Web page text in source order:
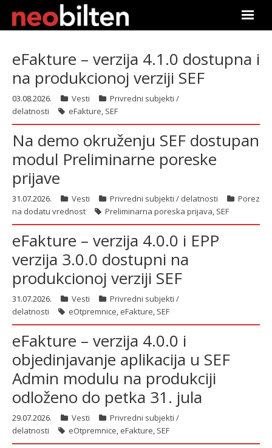
Pretraga
Aktuelno
Podaci
Linkovi
O nama
Pretplata
Prijava
ћирилица
eFakture – verzija 4.1.0 dostupna i
na produkcionoj verziji SEF
03.08.2026. Vesti
Privredni subjekti /
delatnosti
eFakture, SEF
Na demo okruženju SEF dostupan
modul Preliminarne poreske
prijave
31.07.2026. Vesti Privredni subjekti / delatnosti
Porez
na dodatu vrednost
Preliminarna poreska prijava, SEF
eFakture – verzija 4.0.0 i EPP
verzija 3.0.0 dostupni na
produkcionoj verziji SEF
31.07.2026. Vesti
Privredni subjekti /
delatnosti
eOtpremnice, eFakture, SEF
eFakture – verzija 4.0.0 i
objedinjavanje aplikacija u SEF
Admin modulu na produkciji
odloženo do petka 31. jula
29.07.2026. Vesti
Privredni subjekti /
delatnosti
eOtpremnice, eFakture, SEF